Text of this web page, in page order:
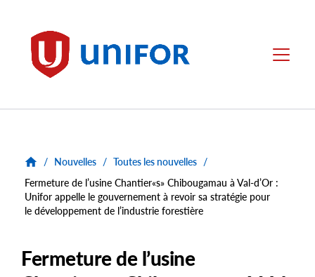
Unifor Menu
/ Nouvelles / Toutes les nouvelles /
Fermeture de l’usine Chantier«s» Chibougamau à Val-d’Or :
Unifor appelle le gouvernement à revoir sa stratégie pour
le développement de l’industrie forestière
Fermeture de l’usine